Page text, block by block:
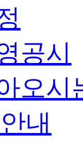
공시
오시
내